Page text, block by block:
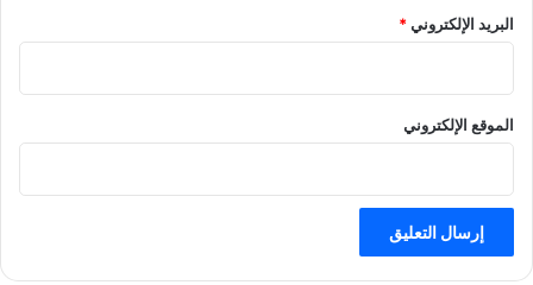
البريد الإلكتروني*
الموقع الإلكتروني